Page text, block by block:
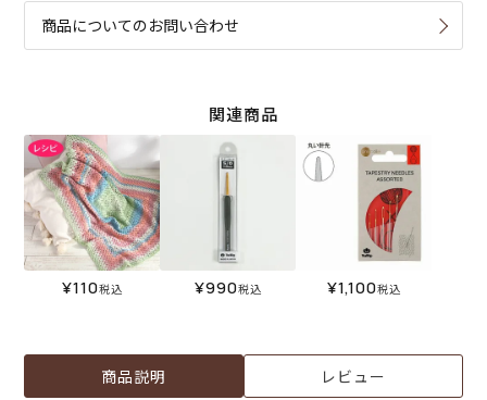
商品についてのお問い合わせ
関連商品
¥110税込 ¥990税込 ¥1,100税込
商品説明 レビュー